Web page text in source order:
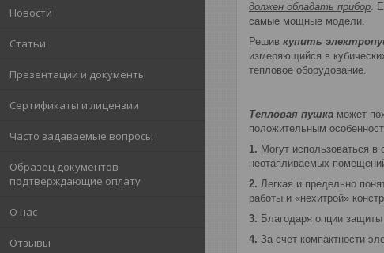
Новости
Статьи
Презентации и документы
Сертификаты и лицензии
Часто задаваемые вопросы
Образец документов
подтверждающие оплату
О нас
Отзывы
должен обладать прибор.
самые мощные модели.
Решив купить
измеряющийся в
тепловое оборудование.
Тепловая пушка может
положительным
1. Могут использоваться
неотапливаемых
2. Легкая и предельно
работы и «нехитрой»
3. Благодаря опции
4. За счет компактности